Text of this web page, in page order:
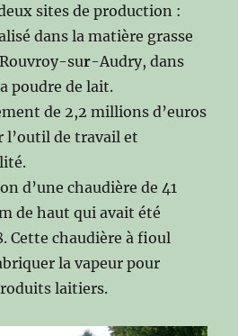
sites de production :
dans la matière grasse
sur-Audry, dans
poudre de lait.
de 2,2 millions d’euros
l’outil de travail et
d’une chaudière de 41
de haut qui avait été
Cette chaudière à fioul
la vapeur pour
laitiers.